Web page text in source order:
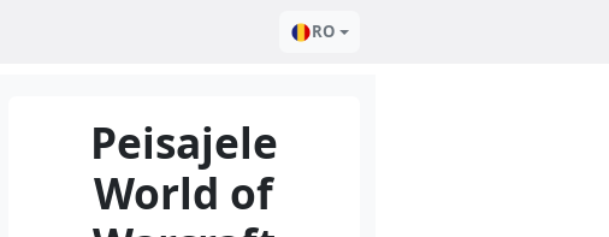
RO
Peisajele
World of